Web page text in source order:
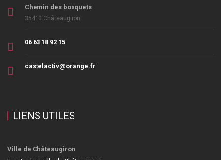
Chemin des bosquets
35410 Châteaugiron
06 63 18 92 15
castelactiv@orange.fr
LIENS UTILES
Ville de Châteaugiron